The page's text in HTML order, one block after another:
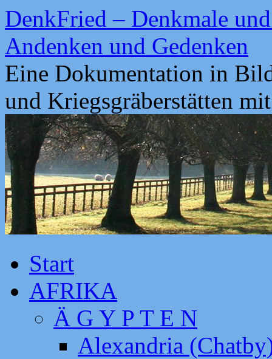
Zum
Inhalt
springen
DenkFried – Denkmale
Andenken und Gedenken
Eine Dokumentation in
und Kriegsgräberstätten
Start
AFRIKA
Ä G Y P T E N
Alexandria